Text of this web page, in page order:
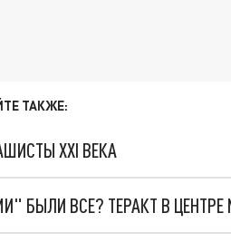
ТАКЖЕ:
XXI ВЕКА
БЫЛИ ВСЕ? ТЕРАКТ В